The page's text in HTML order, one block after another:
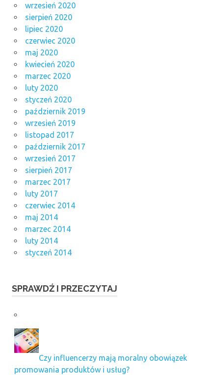
wrzesień 2020
sierpień 2020
lipiec 2020
czerwiec 2020
maj 2020
kwiecień 2020
marzec 2020
luty 2020
styczeń 2020
październik 2019
wrzesień 2019
listopad 2017
październik 2017
wrzesień 2017
sierpień 2017
marzec 2017
luty 2017
czerwiec 2014
maj 2014
marzec 2014
luty 2014
styczeń 2014
SPRAWDŹ I PRZECZYTAJ
Czy influencerzy mają moralny obowiązek
promowania produktów i usług?